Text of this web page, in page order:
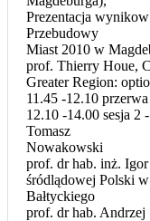
Prezentacja
Przebudowy
Miast 2010 w
prof. Thierry Houe,
Greater Region:
11.45 -12.10
12.10 -14.00 sesja
Tomasz
Nowakowski
prof. dr hab. inż.
śródlądowej Polski
Bałtyckiego
prof. dr hab. Andrzej